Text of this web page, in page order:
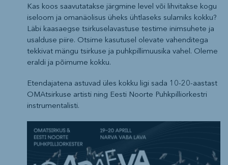
Kas koos saavutatakse järgmine level või lihvitakse kogu
iseloom ja omanäolisus üheks ühtlaseks sulamiks kokku?
Läbi kaasaegse tsirkuselavastuse testime inimsuhete ja
usalduse piire. Otsime kasutusel olevate vahenditega
tekkivat mängu tsirkuse ja puhkpillimuusika vahel. Oleme
eraldi ja põimume kokku.
Etendajatena astuvad üles kokku ligi sada 10-20-aastast
OMAtsirkuse artisti ning Eesti Noorte Puhkpilliorkestri
instrumentalisti.